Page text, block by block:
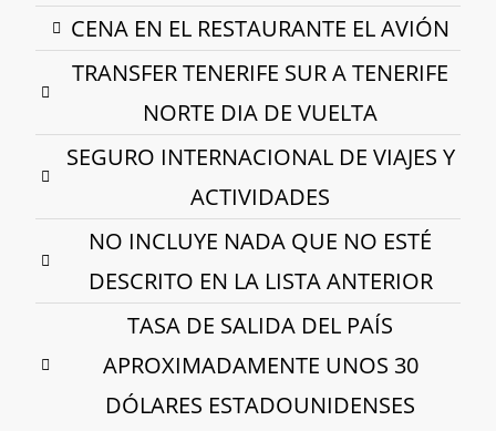
CENA EN EL RESTAURANTE EL AVIÓN
TRANSFER TENERIFE SUR A TENERIFE
NORTE DIA DE VUELTA
SEGURO INTERNACIONAL DE VIAJES Y
ACTIVIDADES
NO INCLUYE NADA QUE NO ESTÉ
DESCRITO EN LA LISTA ANTERIOR
TASA DE SALIDA DEL PAÍS
APROXIMADAMENTE UNOS 30
DÓLARES ESTADOUNIDENSES